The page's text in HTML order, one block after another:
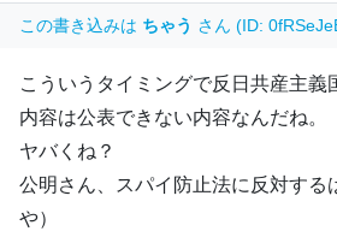
この書き込みは ちゃう さん (ID:
こういうタイミングで反日共産主義
内容は公表できない内容なんだね。
ヤバくね？
公明さん、スパイ防止法に反対する
や）